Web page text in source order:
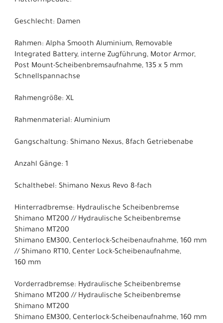
Geschlecht: Damen
Rahmen: Alpha Smooth Aluminium, Removable
Integrated Battery, interne Zugführung, Motor Armor,
Post Mount-Scheibenbremsaufnahme, 135 x 5 mm
Schnellspannachse
Rahmengröße: XL
Rahmenmaterial: Aluminium
Gangschaltung: Shimano Nexus, 8fach Getriebenabe
Anzahl Gänge: 1
Schalthebel: Shimano Nexus Revo 8-fach
Hinterradbremse: Hydraulische Scheibenbremse
Shimano MT200 // Hydraulische Scheibenbremse
Shimano MT200
Shimano EM300, Centerlock-Scheibenaufnahme, 160 mm
// Shimano RT10, Center Lock-Scheibenaufnahme,
160 mm
Vorderradbremse: Hydraulische Scheibenbremse
Shimano MT200 // Hydraulische Scheibenbremse
Shimano MT200
Shimano EM300, Centerlock-Scheibenaufnahme, 160 mm